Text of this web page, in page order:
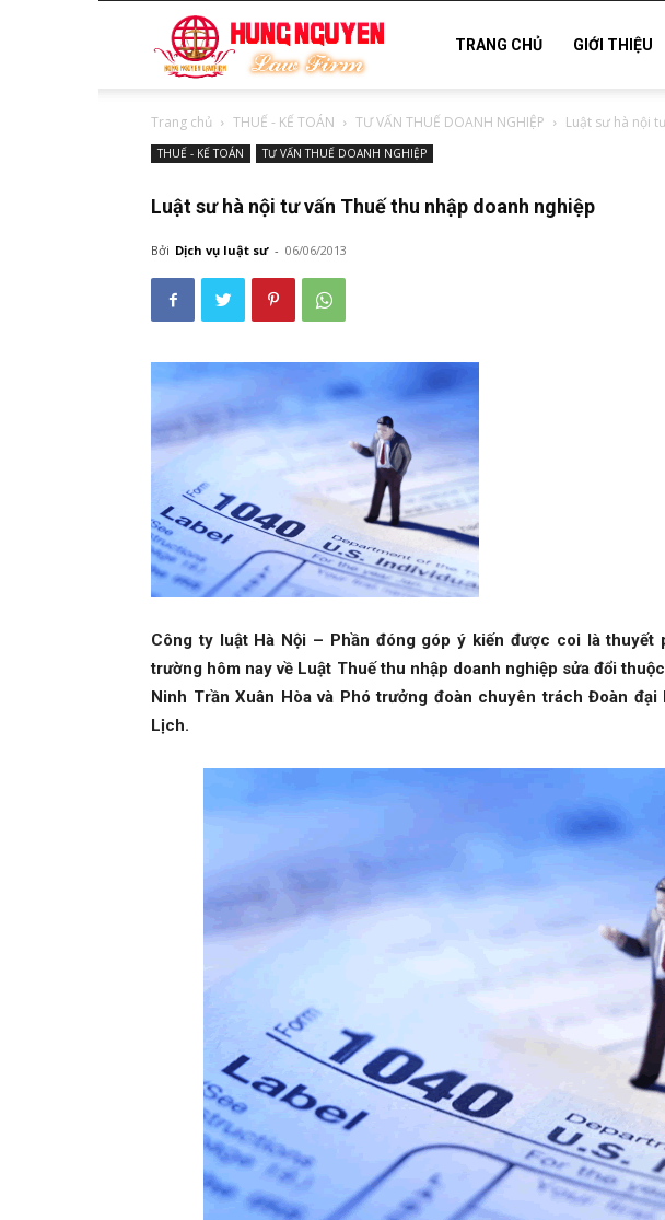
sư
uy
TRANG CHỦ GIỚI THIỆU
Trang chủ THUẾ - KẾ TOÁN TƯ VẤN THUẾ DOANH NGHIỆP Luật sư hà nội
THUẾ - KẾ TOÁN TƯ VẤN THUẾ DOANH NGHIỆP
Luật sư hà nội tư vấn Thuế thu nhập doanh nghiệp
Bởi Dịch vụ luật sư - 06/06/2013
Công ty luật Hà Nội – Phần đóng góp ý kiến được coi là thuyết
trường hôm nay về Luật Thuế thu nhập doanh nghiệp sửa đổi
Ninh Trần Xuân Hòa và Phó trưởng đoàn chuyên trách Đoàn đại
Lịch.